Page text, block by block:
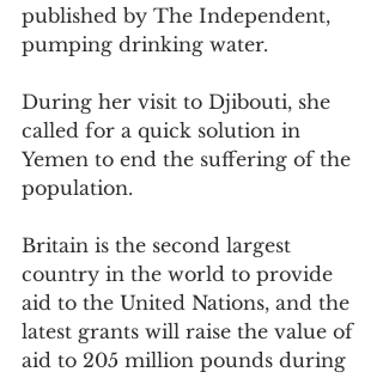
published by The Independent,
pumping drinking water.
During her visit to Djibouti, she
called for a quick solution in
Yemen to end the suffering of the
population.
Britain is the second largest
country in the world to provide
aid to the United Nations, and the
latest grants will raise the value of
aid to 205 million pounds during